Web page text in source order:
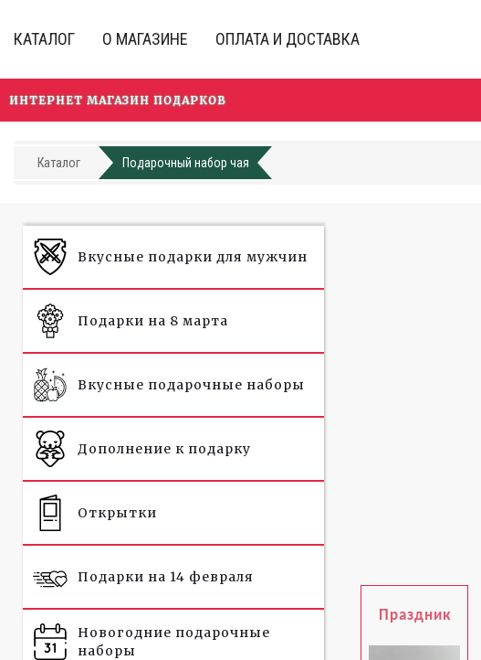
основному
КАТАЛОГ О МАГАЗИНЕ ОПЛАТА И ДОСТАВКА
ИНТЕРНЕТ МАГАЗИН ПОДАРКОВ
Каталог Подарочный набор чая
Вкусные подарки для мужчин
Подарки на 8 марта
Вкусные подарочные наборы
Дополнение к подарку
Открытки
Подарки на 14 февраля
Новогодние подарочные
наборы
Праздник